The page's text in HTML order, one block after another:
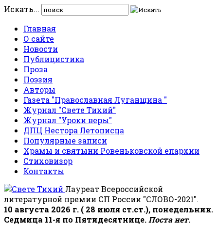
Искать...
Главная
О сайте
Новости
Публицистика
Проза
Поэзия
Авторы
Газета "Православная Луганщина "
Журнал "Свете Тихий"
Журнал "Уроки веры"
ДПЦ Нестора Летописца
Популярные записи
Храмы и святыни Ровеньковской епархии
Стиховизор
Контакты
Лауреат Всероссийской
литературной премии СП России "СЛОВО-2021".
10 августа 2026 г. ( 28 июля ст.ст.), понедельник.
Седмица 11-я по Пятидесятнице. Поста нет.